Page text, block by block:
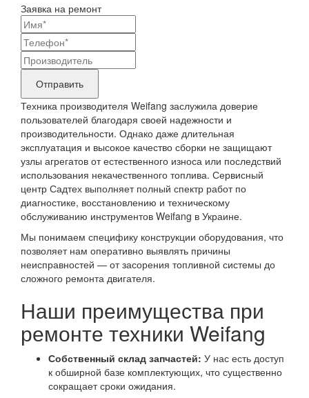
Заявка на ремонт
Ваши
контактные
данные
Название
бренда
продукта,
требующего
ремонта
Отправить
Техника производителя Weifang заслужила доверие
пользователей благодаря своей надежности и
производительности. Однако даже длительная
эксплуатация и высокое качество сборки не защищают
узлы агрегатов от естественного износа или последствий
использования некачественного топлива. Сервисный
центр Садтех выполняет полный спектр работ по
диагностике, восстановлению и техническому
обслуживанию инструментов Weifang в Украине.
Мы понимаем специфику конструкции оборудования, что
позволяет нам оперативно выявлять причины
неисправностей — от засорения топливной системы до
сложного ремонта двигателя.
Наши преимущества при
ремонте техники Weifang
Собственный склад запчастей: У нас есть доступ
к обширной базе комплектующих, что существенно
сокращает сроки ожидания.